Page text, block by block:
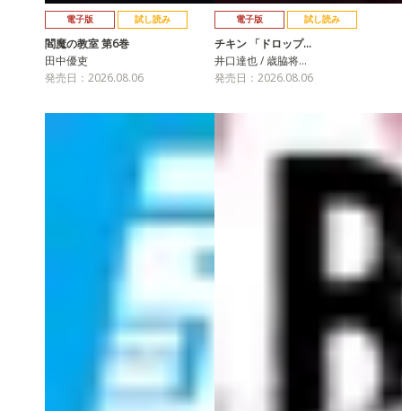
電子版 試し読み
閻魔の教室 第6巻
田中優吏
発売日：2026.08.06
電子版 試し読み
チキン 「ドロップ…
井口達也 / 歳脇将…
発売日：2026.08.06